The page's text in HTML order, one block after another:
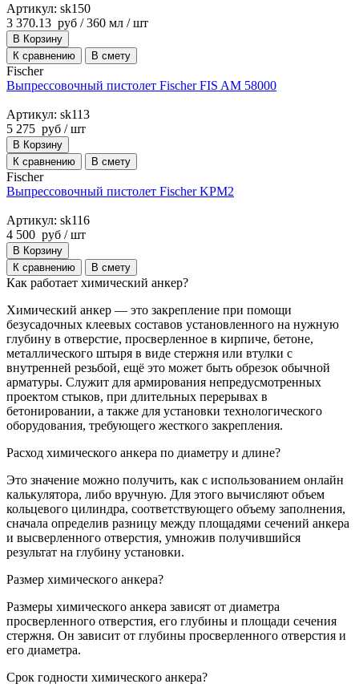
Артикул: sk150
3 370.13 руб / 360 мл / шт
В Корзину
К сравнению
В смету
Fischer
Выпрессовочный пистолет Fischer FIS AM 58000
Артикул: sk113
5 275 руб / шт
В Корзину
К сравнению
В смету
Fischer
Выпрессовочный пистолет Fischer KPM2
Артикул: sk116
4 500 руб / шт
В Корзину
К сравнению
В смету
Как работает химический анкер?
Химический анкер — это закрепление при помощи
безусадочных клеевых составов установленного на нужную
глубину в отверстие, просверленное в кирпиче, бетоне,
металлического штыря в виде стержня или втулки с
внутренней резьбой, ещё это может быть обрезок обычной
арматуры. Служит для армирования непредусмотренных
проектом стыков, при длительных перерывах в
бетонировании, а также для установки технологического
оборудования, требующего жесткого закрепления.
Расход химического анкера по диаметру и длине?
Это значение можно получить, как с использованием онлайн
калькулятора, либо вручную. Для этого вычисляют объем
кольцевого цилиндра, соответствующего объему заполнения,
сначала определив разницу между площадями сечений анкера
и высверленного отверстия, умножив получившийся
результат на глубину установки.
Размер химического анкера?
Размеры химического анкера зависят от диаметра
просверленного отверстия, его глубины и площади сечения
стержня. Он зависит от глубины просверленного отверстия и
его диаметра.
Срок годности химического анкера?